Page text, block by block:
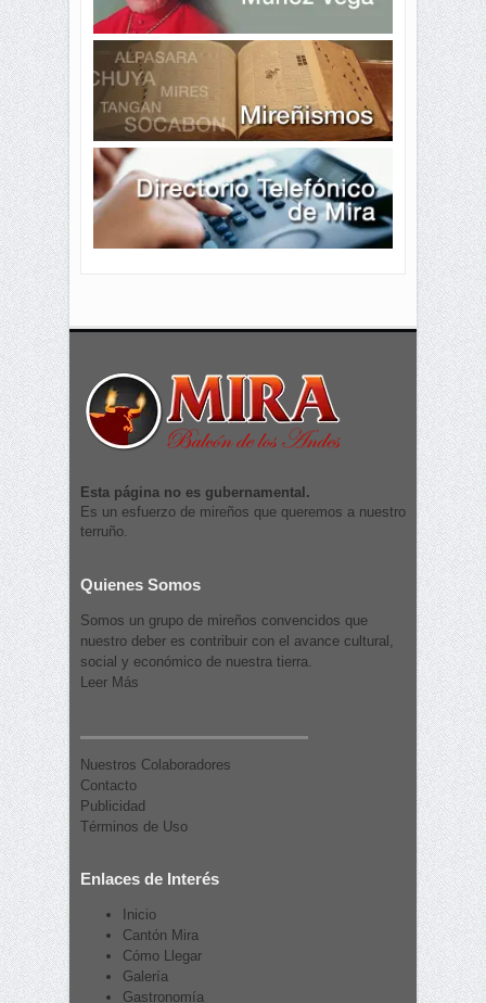
Esta página no es gubernamental.
Es un esfuerzo de mireños que queremos a nuestro
terruño.
Quienes Somos
Somos un grupo de mireños convencidos que
nuestro deber es contribuir con el avance cultural,
social y económico de nuestra tierra.
Leer Más
Nuestros Colaboradores
Contacto
Publicidad
Términos de Uso
Enlaces de Interés
Inicio
Cantón Mira
Cómo Llegar
Galería
Gastronomía